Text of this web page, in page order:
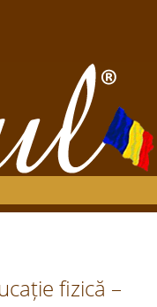
fizică –